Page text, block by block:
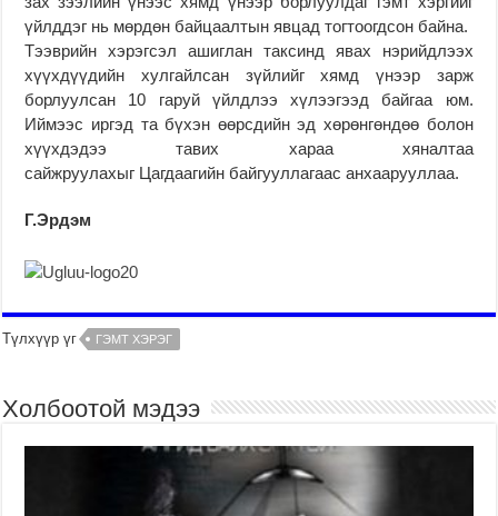
үйлддэг нь мөрдөн байцаалтын явцад тогтоогдсон байна.
Тээврийн хэрэгсэл ашиглан таксинд явах нэрийдлээх
хүүхдүүдийн хулгайлсан зүйлийг хямд үнээр зарж
борлуулсан 10 гаруй үйлдлээ хүлээгээд байгаа юм.
Иймээс иргэд та бүхэн өөрсдийн эд хөрөнгөндөө болон
хүүхдэдээ тавих хараа хяналтаа
сайжруулахыг Цагдаагийн байгууллагаас анхаарууллаа.
Г.Эрдэм
Түлхүүр үг ГЭМТ ХЭРЭГ
Холбоотой мэдээ